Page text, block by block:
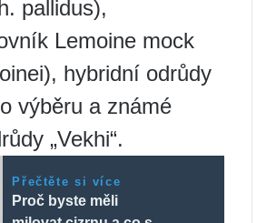
pallidus),
Lemoine mock
hybridní odrůdy
výběru a známé
„Vekhi“.
Přečtěte si více
Proč byste měli